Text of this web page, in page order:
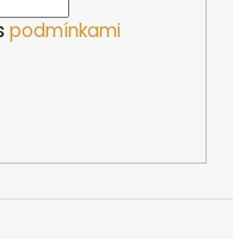
podmínkami